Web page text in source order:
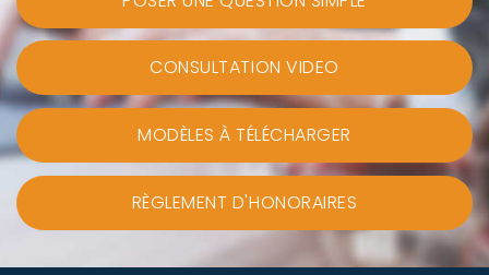
CONSULTATION VIDEO
MODÈLES À TÉLÉCHARGER
RÈGLEMENT D'HONORAIRES